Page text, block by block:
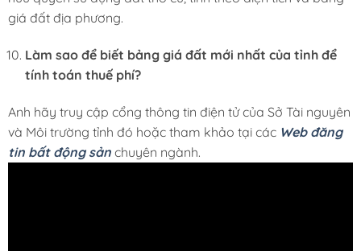
giá đất địa phương.
Làm sao để biết bảng giá đất mới nhất của tỉnh để
tính toán thuế phí?
Anh hãy truy cập cổng thông tin điện tử của Sở Tài nguyên
và Môi trường tỉnh đó hoặc tham khảo tại các Web đăng
tin bất động sản chuyên ngành.